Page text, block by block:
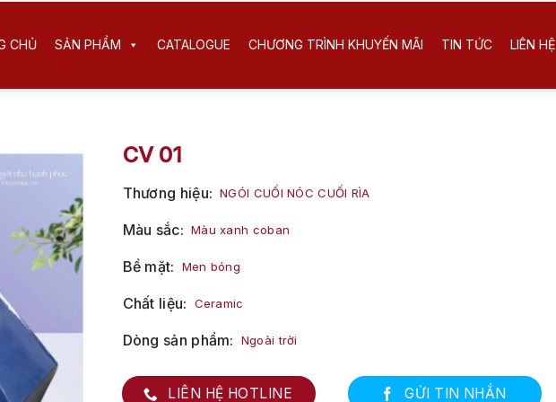
CHỦ SẢN PHẨM CATALOGUE CHƯƠNG TRÌNH KHUYẾN MÃI TIN TỨC LIÊN HỆ
CV 01
Thương hiệu NGÓI CUỐI NÓC CUỐI RÌA
Màu sắc Màu xanh coban
Bề mặt Men bóng
Chất liệu Ceramic
Dòng sản phẩm Ngoài trời
LIÊN HỆ HOTLINE GỬI TIN NHẮN